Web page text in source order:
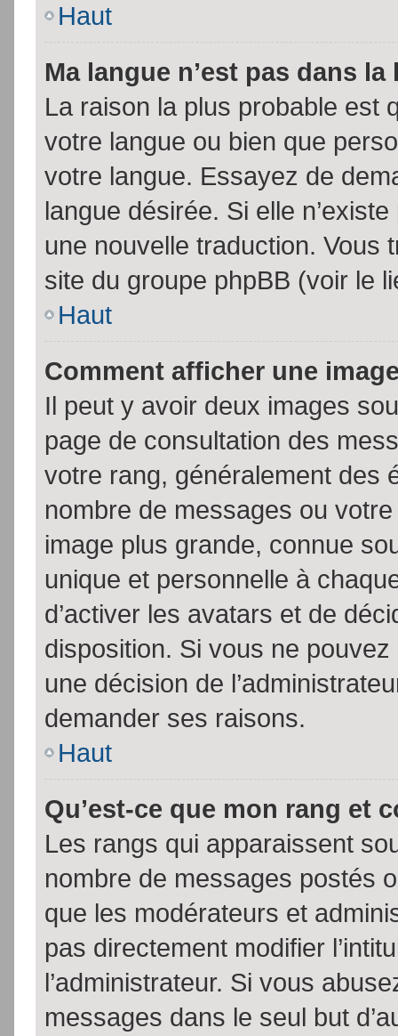
Haut
Ma langue n’est pas dans la
La raison la plus probable est
votre langue ou bien que
votre langue. Essayez de
langue désirée. Si elle
une nouvelle traduction. Vous
site du groupe phpBB (voir le
Haut
Comment afficher une
Il peut y avoir deux images
page de consultation des
votre rang, généralement des
nombre de messages ou
image plus grande, connue
unique et personnelle à
d’activer les avatars et de
disposition. Si vous ne pouvez
une décision de
demander ses raisons.
Haut
Qu’est-ce que mon rang et
Les rangs qui apparaissent
nombre de messages postés
que les modérateurs et
pas directement modifier
l’administrateur. Si vous
messages dans le seul but